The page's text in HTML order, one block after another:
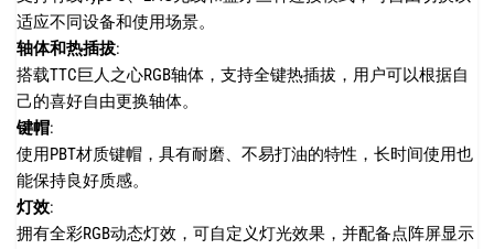
适应不同设备和使用场景。
轴体和热插拔:
搭载TTC巨人之心RGB轴体，支持全键热插拔，用户可以根据自
己的喜好自由更换轴体。
键帽:
使用PBT材质键帽，具有耐磨、不易打油的特性，长时间使用也
能保持良好质感。
灯效:
拥有全彩RGB动态灯效，可自定义灯光效果，并配备点阵屏显示